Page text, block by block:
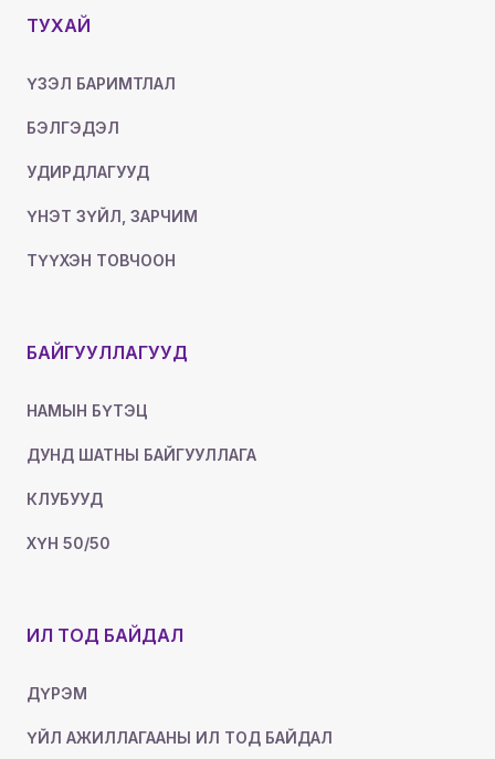
ТУХАЙ
ҮЗЭЛ БАРИМТЛАЛ
БЭЛГЭДЭЛ
УДИРДЛАГУУД
ҮНЭТ ЗҮЙЛ, ЗАРЧИМ
ТҮҮХЭН ТОВЧООН
БАЙГУУЛЛАГУУД
НАМЫН БҮТЭЦ
ДУНД ШАТНЫ БАЙГУУЛЛАГА
КЛУБУУД
ХҮН 50/50
ИЛ ТОД БАЙДАЛ
ДҮРЭМ
ҮЙЛ АЖИЛЛАГААНЫ ИЛ ТОД БАЙДАЛ